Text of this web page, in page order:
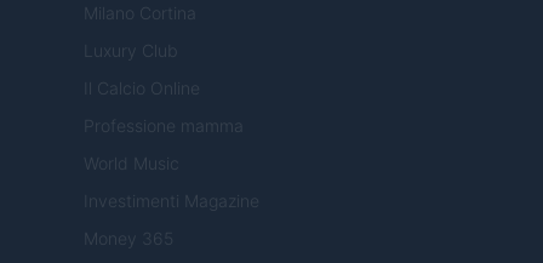
Milano Cortina
Luxury Club
Il Calcio Online
Professione mamma
World Music
Investimenti Magazine
Money 365